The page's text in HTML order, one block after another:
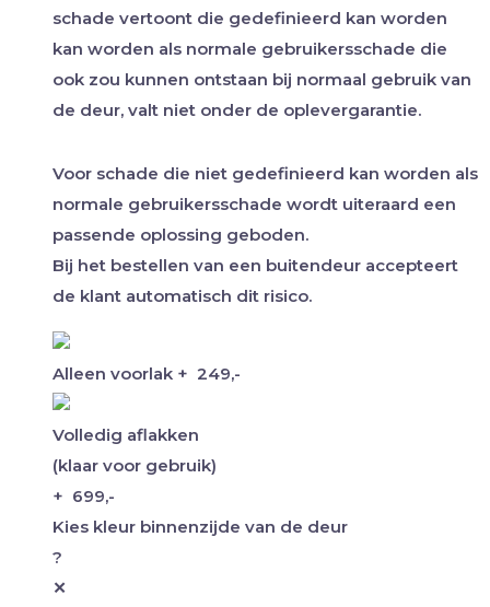
schade vertoont die gedefinieerd kan worden
kan worden als normale gebruikersschade die
ook zou kunnen ontstaan bij normaal gebruik van
de deur, valt niet onder de oplevergarantie.
Voor schade die niet gedefinieerd kan worden als
normale gebruikersschade wordt uiteraard een
passende oplossing geboden.
Bij het bestellen van een buitendeur accepteert
de klant automatisch dit risico.
Alleen voorlak + 249,-
Volledig aflakken
(klaar voor gebruik)
+ 699,-
Kies kleur binnenzijde van de deur
?
✕